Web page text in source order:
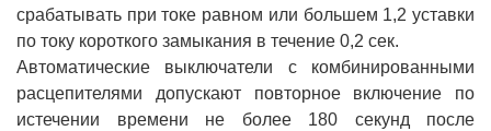
срабатывать при токе равном или большем 1,2 уставки
по току короткого замыкания в течение 0,2 сек.
Автоматические выключатели с комбинированными
расцепителями допускают повторное включение по
истечении времени не более 180 секунд после